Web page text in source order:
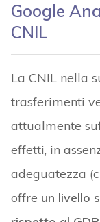
Google
CNIL
La CNIL nella
trasferimenti
attualmente
effetti, in
adeguatezza
offre un livello